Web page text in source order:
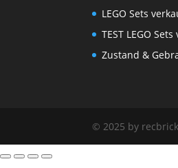
LEGO Sets
TEST LEGO
Zustand &
© 2025 by